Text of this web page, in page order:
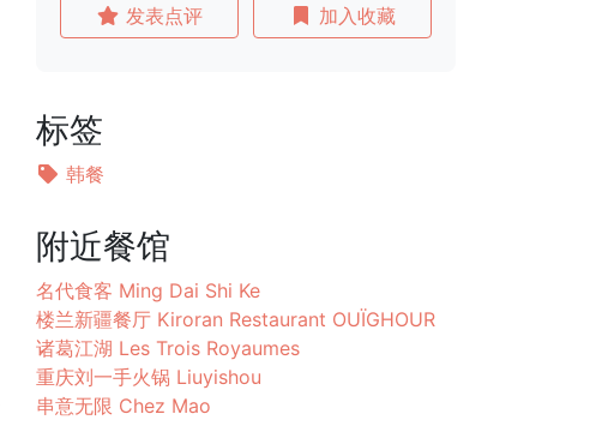
发表点评 加入收藏
标签
韩餐
附近餐馆
名代食客 Ming Dai Shi Ke
楼兰新疆餐厅 Kiroran Restaurant OUÏGHOUR
诸葛江湖 Les Trois Royaumes
重庆刘一手火锅 Liuyishou
串意无限 Chez Mao